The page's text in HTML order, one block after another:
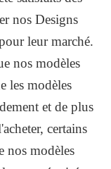
nos Designs
leur marché.
nos modèles
les modèles
et de plus
certains
nos modèles